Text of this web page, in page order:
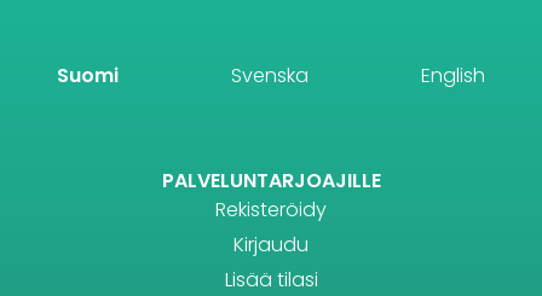
Suomi Svenska English
PALVELUNTARJOAJILLE
Rekisteröidy
Kirjaudu
Lisää tilasi